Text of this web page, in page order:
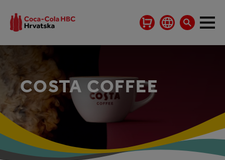
COSTA COFFEE